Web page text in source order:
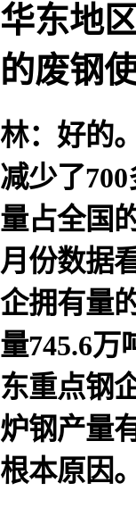
华东地
的废钢
林：好的
减少了
量占全国
月份数据
企拥有量
量745.6万
东重点钢
炉钢产量
根本原因。